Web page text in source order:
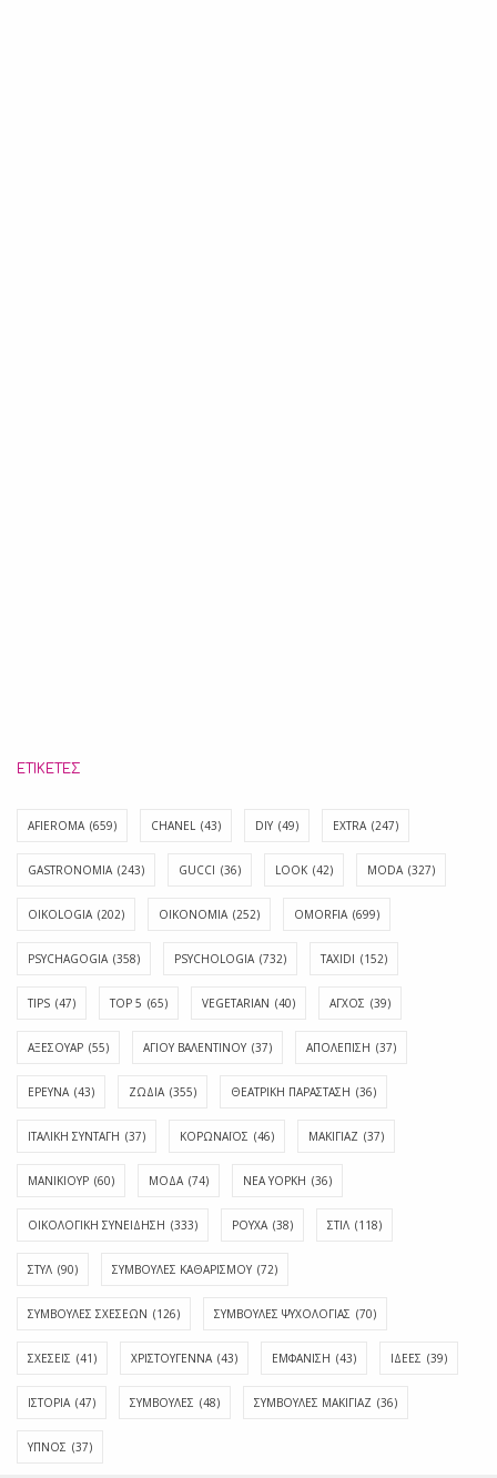
ΕΤΙΚΈΤΕΣ
AFIEROMA (659) CHANEL (43) DIY (49) EXTRA (247)
GASTRONOMIA (243) GUCCI (36) LOOK (42) MODA (327)
OIKOLOGIA (202) OIKONOMIA (252) OMORFIA (699)
PSYCHAGOGIA (358) PSYCHOLOGIA (732) TAXIDI (152)
TIPS (47) TOP 5 (65) VEGETARIAN (40) ΑΓΧΟΣ (39)
ΑΞΕΣΟΥΑΡ (55) ΑΓΊΟΥ ΒΑΛΕΝΤΊΝΟΥ (37) ΑΠΟΛΈΠΙΣΗ (37)
ΕΡΕΥΝΑ (43) ΖΩΔΙΑ (355) ΘΕΑΤΡΙΚΗ ΠΑΡΑΣΤΑΣΗ (36)
ΙΤΑΛΙΚΗ ΣΥΝΤΑΓΗ (37) ΚΟΡΩΝΑΪΟΣ (46) ΜΑΚΙΓΙΑΖ (37)
ΜΑΝΙΚΙΟΥΡ (60) ΜΟΔΑ (74) ΝΕΑ ΥΟΡΚΗ (36)
ΟΙΚΟΛΟΓΙΚΗ ΣΥΝΕΙΔΗΣΗ (333) ΡΟΥΧΑ (38) ΣΤΙΛ (118)
ΣΤΥΛ (90) ΣΥΜΒΟΥΛΕΣ ΚΑΘΑΡΙΣΜΟΥ (72)
ΣΥΜΒΟΥΛΕΣ ΣΧΕΣΕΩΝ (126) ΣΥΜΒΟΥΛΕΣ ΨΥΧΟΛΟΓΙΑΣ (70)
ΣΧΕΣΕΙΣ (41) ΧΡΙΣΤΟΥΓΕΝΝΑ (43) ΕΜΦΆΝΙΣΗ (43) ΙΔΈΕΣ (39)
ΙΣΤΟΡΊΑ (47) ΣΥΜΒΟΥΛΈΣ (48) ΣΥΜΒΟΥΛΈΣ ΜΑΚΙΓΙΆΖ (36)
ΎΠΝΟΣ (37)